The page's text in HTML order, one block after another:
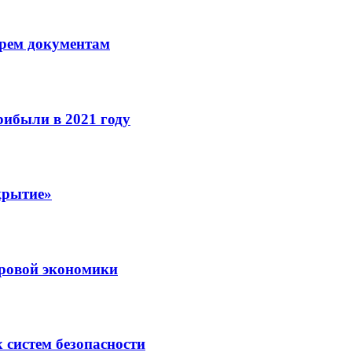
документам
в 2021 году
экономики
безопасности